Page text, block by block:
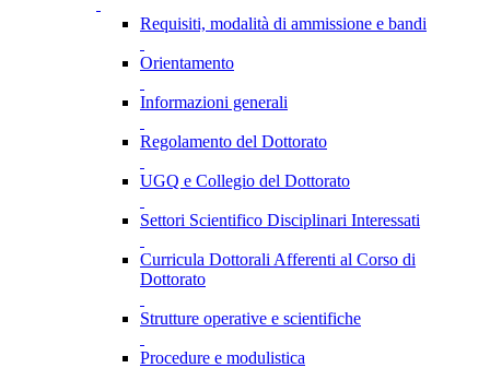
Requisiti, modalità di ammissione e bandi
Orientamento
Informazioni generali
Regolamento del Dottorato
UGQ e Collegio del Dottorato
Settori Scientifico Disciplinari Interessati
Curricula Dottorali Afferenti al Corso di
Dottorato
Strutture operative e scientifiche
Procedure e modulistica